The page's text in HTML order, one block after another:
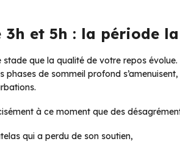
3h et 5h : la période
stade que la qualité de votre repos
phases de sommeil profond
à ce moment que des
qui a perdu de son soutien,